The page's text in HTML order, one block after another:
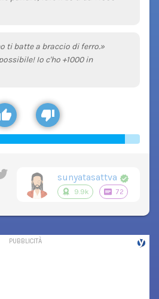
ti batte a braccio di ferro.»
Io c'ho +1000 in
sunyatasattva
9.9k 72